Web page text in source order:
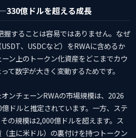
億ドルを超える成長
握することは容易ではありません。なぜ
、USDCなど）をRWAに含めるか
ン上のトークン化資産をどこまでカウ
て数字が大きく変動するためです。
ンチェーンRWAの市場規模は、2026
ドルと推定されています。一方、ステ
の規模は2,000億ドルを超えます。ス
主に米ドル）の裏付けを持つトークン